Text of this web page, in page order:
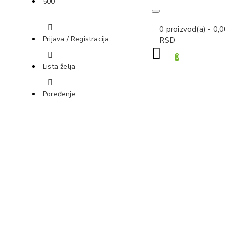
Prijava / Registracija
Lista želja
Poređenje
0 proizvod(a) -
RSD
0